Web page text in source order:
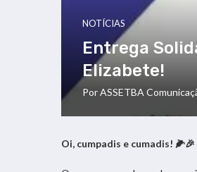
NOTÍCIAS
Entrega
Elizabete!
PorASSETBA
Oi, cumpadis e cumadis! 🌽🎉